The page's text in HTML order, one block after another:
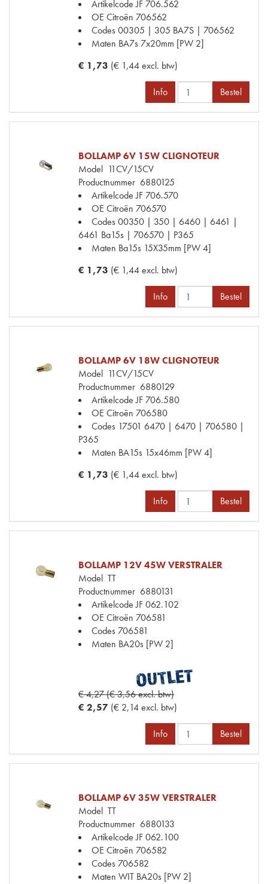
Artikelcode JF 706.562
OE Citroën 706562
Codes00305 | 305 BA7S | 706562
Maten BA7s 7x20mm [PW 2]
€ 1,73 (€ 1,44 excl. btw)
Info Bestel
BOLLAMP 6V 15W CLIGNOTEUR
Model 11CV/15CV
Productnummer 6880125
Artikelcode JF 706.570
OE Citroën 706570
Codes00350 | 350 | 6460 | 6461 |
6461 Ba15s | 706570 | P365
Maten Ba15s 15X35mm [PW 4]
€ 1,73 (€ 1,44 excl. btw)
Info Bestel
BOLLAMP 6V 18W CLIGNOTEUR
Model 11CV/15CV
Productnummer 6880129
Artikelcode JF 706.580
OE Citroën 706580
Codes 17501 6470 | 6470 | 706580 |
P365
Maten BA15s 15x46mm [PW 4]
€ 1,73 (€ 1,44 excl. btw)
Info Bestel
BOLLAMP 12V 45W VERSTRALER
Model TT
Productnummer 6880131
Artikelcode JF062.102
OE Citroën 706581
Codes 706581
Maten BA20s [PW 2]
€ 4,27 (€ 3,56 excl. btw)
€ 2,57 (€ 2,14 excl. btw)
Info Bestel
BOLLAMP 6V 35W VERSTRALER
Model TT
Productnummer 6880133
Artikelcode JF062.100
OE Citroën 706582
Codes 706582
Maten WIT BA20s [PW 2]